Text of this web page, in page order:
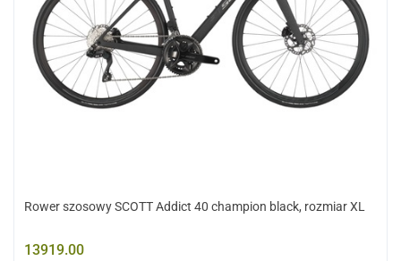
Rower szosowy SCOTT Addict 40 champion black, rozmiar XL
13919.00